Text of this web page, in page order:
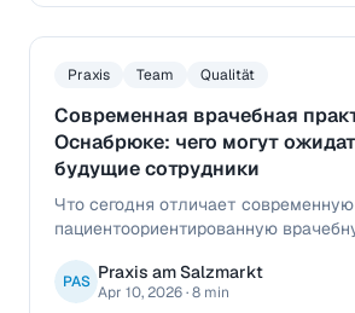
Praxis Team Qualität
Современная врачебная
Оснабрюке: чего могут
будущие сотрудники
Что сегодня отличает современную
пациентоориентированную
структурированные процессы и
вокруг практики «Ам Зальцмаркт».
PAS Praxis am Salzmarkt
Apr 10, 2026·8 min